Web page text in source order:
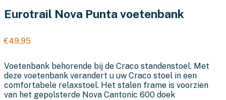
Eurotrail Nova Punta voetenbank
€49,95
Voetenbank behorende bij de Craco standenstoel. Met
deze voetenbank verandert u uw Craco stoel in een
comfortabele relaxstoel. Het stalen frame is voorzien
van het gepolsterde Nova Cantonic 600 doek